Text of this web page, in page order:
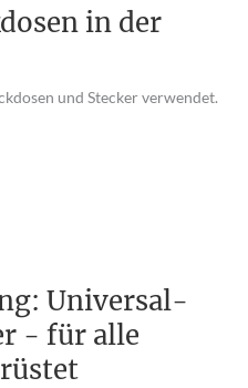
in der
und Stecker verwendet.
Universal-
- für alle